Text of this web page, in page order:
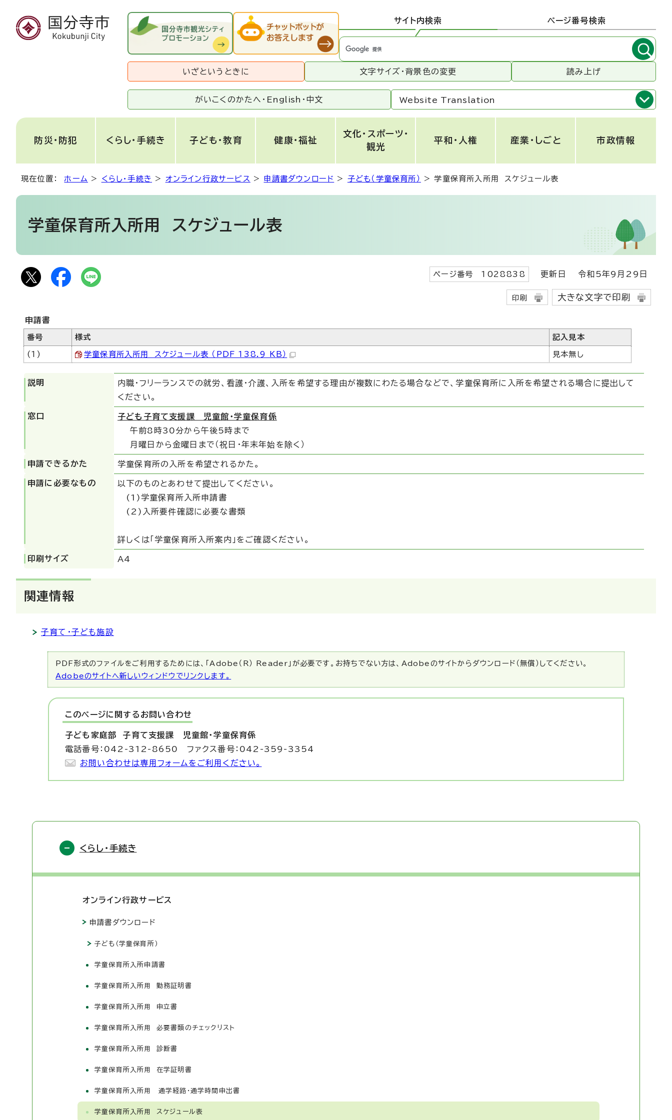
サイト内検索 ページ番号検索
いざというときに 文字サイズ・背景色の変更 読み上げ
がいこくのかたへ・ English ・ 中文 Website Translation
防災・防犯 くらし・手続き 子ども・教育 健康・福祉
文化・スポーツ・
観光
平和・人権 産業・しごと 市政情報
現在位置： ホーム > くらし・手続き > オンライン行政サービス > 申請書ダウンロード > 子ども（学童保育所） >学童保育所入所用 スケジュール表
学童保育所入所用 スケジュール表
ページ番号 1028838 更新日 令和5年9月29日
印刷 大きな文字で印刷
申請書
番号 様式 記入見本
(1) 学童保育所入所用 スケジュール表 （PDF 138.9 KB） 見本無し
説明
内職・フリーランスでの就労、看護・介護、入所を希望する理由が複数にわたる場合などで、学童保育所に入所を希望される場合に提出して
ください。
窓口
子ども子育て支援課 児童館・学童保育係
午前8時30分から午後5時まで
月曜日から金曜日まで（祝日・年末年始を除く）
申請できるかた 学童保育所の入所を希望されるかた。
申請に必要なもの
以下のものとあわせて提出してください。
(1)学童保育所入所申請書
(2)入所要件確認に必要な書類
詳しくは「学童保育所入所案内」をご確認ください。
印刷サイズ A4
関連情報
子育て・子ども施設
PDF形式のファイルをご利用するためには、「Adobe（R） Reader」が必要です。お持ちでない方は、Adobeのサイトからダウンロード（無償）してください。
Adobeのサイトへ新しいウィンドウでリンクします。
このページに関する お問い合わせ
子ども家庭部 子育て支援課
児童館・学童保育係
電話番号：042-312-8650 ファクス番号：042-359-3354
お問い合わせは専用フォームをご利用ください。
くらし・手続き
オンライン行政サービス
申請書ダウンロード
子ども（学童保育所）
学童保育所入所申請書
学童保育所入所用 勤務証明書
学童保育所入所用 申立書
学童保育所入所用 必要書類のチェックリスト
学童保育所入所用 診断書
学童保育所入所用 在学証明書
学童保育所入所用 通学経路・通学時間申出書
学童保育所入所用 スケジュール表